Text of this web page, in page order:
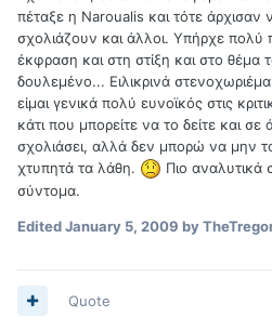
πέταξε η Naroualis και τότε άρχισαν
σχολιάζουν και άλλοι. Υπήρχε πολύ
έκφραση και στη στίξη και στο θέμα
δουλεμένο... Ειλικρινά
είμαι γενικά πολύ ευνοϊκός στις
κάτι που μπορείτε να το δείτε και
σχολιάσει, αλλά δεν μπορώ να μην
χτυπητά τα λάθη.
Πιο
σύντομα.
EditedJanuary 5, 2009 by
Quote